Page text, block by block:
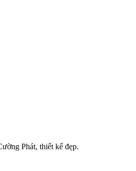
Phát, thiết kế đẹp.